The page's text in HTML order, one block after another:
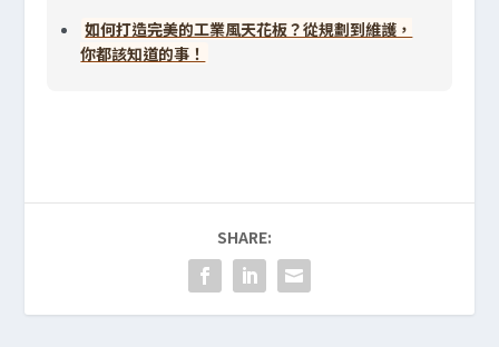
如何打造完美的工業風天花板？從規劃到維護，
你都該知道的事！
SHARE: